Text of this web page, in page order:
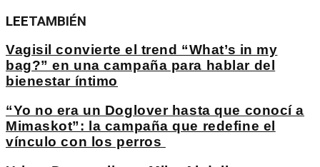
LEETAMBIÉN
Vagisil convierte el trend “What’s in my
bag?” en una campaña para hablar del
bienestar íntimo
“Yo no era un Doglover hasta que conocí a
Mimaskot”: la campaña que redefine el
vínculo con los perros